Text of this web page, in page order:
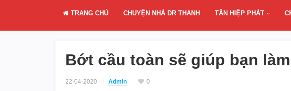
TRANG CHỦ CHUYỆN NHÀ DR THANH TÂN HIỆP PHÁT
Bớt cầu toàn sẽ giúp bạn
22-04-2020 Admin 0